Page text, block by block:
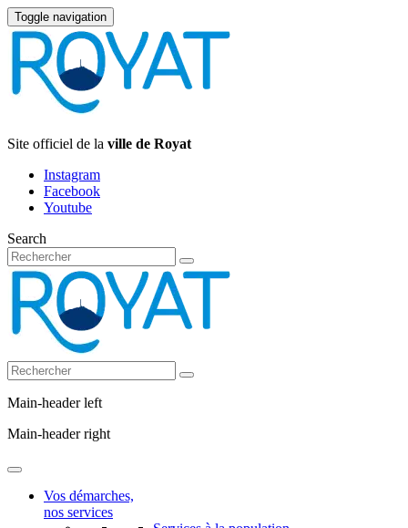
Toggle navigation
Site officiel de la ville de Royat
Instagram
Facebook
Youtube
Search
Main-header left
Main-header right
Vos démarches,
nos services